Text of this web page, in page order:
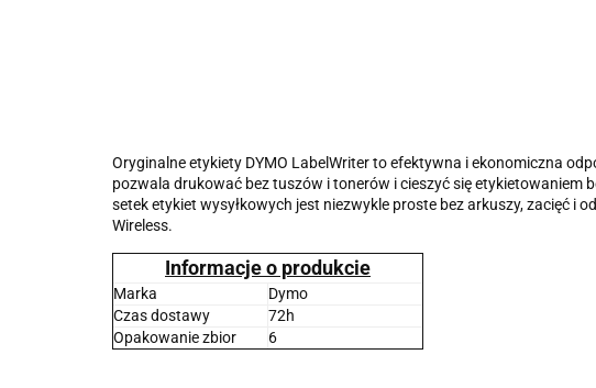
Oryginalne etykiety DYMO LabelWriter to efektywna i ekonomiczna
pozwala drukować bez tuszów i tonerów i cieszyć się etykietowaniem
setek etykiet wysyłkowych jest niezwykle proste bez arkuszy, zacięć i
Wireless.
Informacje o produkcie
Marka
Dymo
Czas dostawy
72h
Opakowanie zbior
6